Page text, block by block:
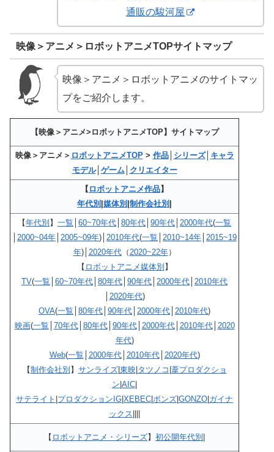
通販の駿河屋
映像＞アニメ＞ロボットアニメTOPサイトマップ
映像＞アニメ＞ロボットアニメのサイトマッ
プをご紹介します。
【映像＞アニメ>ロボットアニメTOP】サイトマップ
映像＞アニメ＞ ロボットアニメTOP> 作品│ シリーズ│ キャラ
モデル│ ゲーム│ クリエイター
【 ロボットアニメ作品】
年代別 媒体別 制作会社別
【年代別 】 一覧 60~70年代 80年代 90年代 2000年代(一覧
2000~04年 2005~09年)│ 2010年代(一覧 2010~14年 2015~19
年)│ 2020年代（2020~22年）
【 ロボットアニメ媒体別 】
TV(一覧 60~70年代 80年代 90年代 2000年代 2010年代
2020年代)
OVA(一覧 80年代 90年代 2000年代 2010年代)
映画(一覧 70年代│ 80年代│ 90年代│ 2000年代│ 2010年代│ 2020
年代)
Web(一覧 2000年代│ 2010年代│ 2020年代)
【制作会社別 】 サンライズ| 東映| タツノコ 葦プロダクショ
ン AIC
サテライト プロダクションIG XEBEC ボンズ GONZO ガイナ
ックス
【 ロボットアニメ・シリーズ】 初公開年代別